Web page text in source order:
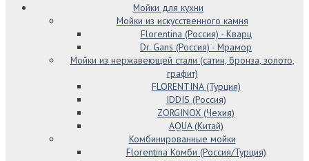
Мойки для кухни
Мойки из искусственного камня
Florentina (Россия) - Кварц
Dr. Gans (Россия) - Мрамор
Мойки из нержавеющей стали (сатин, бронза, золото,
графит)
FLORENTINA (Турция)
IDDIS (Россия)
ZORGINOX (Чехия)
AQUA (Китай)
Комбинированные мойки
Florentina Комби (Россия/Турция)